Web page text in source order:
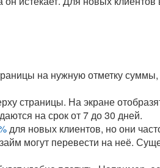
на нужную отметку
страницы. На экране
на срок от 7 до 30 дней.
для новых клиентов, но они
могут перевести на неё.